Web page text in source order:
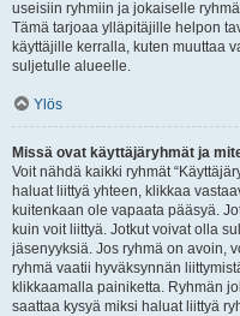
useisiin ryhmiin ja jokaiselle
Tämä tarjoaa ylläpitäjille helpon
käyttäjille kerralla, kuten muuttaa
suljetulle alueelle.
Ylös
Missä ovat käyttäjäryhmät ja
Voit nähdä kaikki ryhmät
haluat liittyä yhteen, klikkaa
kuitenkaan ole vapaata pääsyä.
kuin voit liittyä. Jotkut voivat olla
jäsenyyksiä. Jos ryhmä on avoin,
ryhmä vaatii hyväksynnän
klikkaamalla painiketta. Ryhmän
saattaa kysyä miksi haluat liittyä